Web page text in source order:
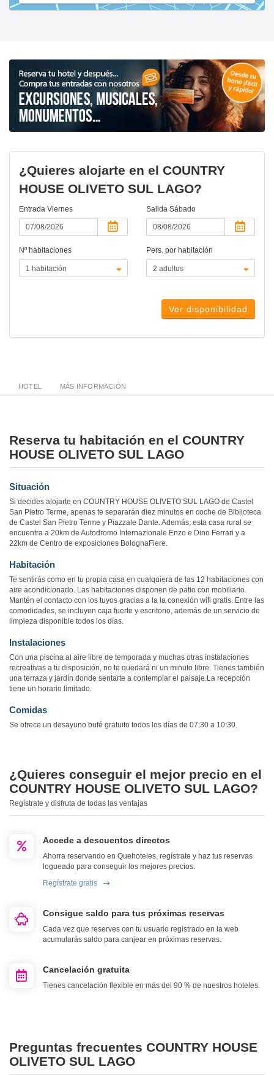
¿Quieres alojarte en el COUNTRY
HOUSE OLIVETO SUL LAGO?
Entrada Viernes Salida Sábado
Nº habitaciones Pers. por habitación
Ver disponibilidad
HOTEL MÁS INFORMACIÓN
Reserva tu habitación en el COUNTRY
HOUSE OLIVETO SUL LAGO
Situación
Si decides alojarte en COUNTRY HOUSE OLIVETO SUL LAGO de Castel
San Pietro Terme, apenas te separarán diez minutos en coche de Biblioteca
de Castel San Pietro Terme y Piazzale Dante. Además, esta casa rural se
encuentra a 20km de Autodromo Internazionale Enzo e Dino Ferrari y a
22km de Centro de exposiciones BolognaFiere.
Habitación
Te sentirás como en tu propia casa en cualquiera de las 12 habitaciones con
aire acondicionado. Las habitaciones disponen de patio con mobiliario.
Mantén el contacto con los tuyos gracias a la la conexión wifi gratis. Entre las
comodidades, se incluyen caja fuerte y escritorio, además de un servicio de
limpieza disponible todos los días.
Instalaciones
Con una piscina al aire libre de temporada y muchas otras instalaciones
recreativas a tu disposición, no te quedará ni un minuto libre. Tienes también
una terraza y jardín donde sentarte a contemplar el paisaje.La recepción
tiene un horario limitado.
Comidas
Se ofrece un desayuno bufé gratuito todos los días de 07:30 a 10:30.
¿Quieres conseguir el mejor precio en el
COUNTRY HOUSE OLIVETO SUL LAGO?
Regístrate y disfruta de todas las ventajas
Accede a descuentos directos
Ahorra reservando en Quehoteles, regístrate y haz tus reservas
logueado para conseguir los mejores precios.
Regístrate gratis
Consigue saldo para tus próximas reservas
Cada vez que reserves con tu usuario registrado en la web
acumularás saldo para canjear en próximas reservas.
Cancelación gratuita
Tienes cancelación flexible en más del 90 % de nuestros hoteles.
Preguntas frecuentes COUNTRY HOUSE
OLIVETO SUL LAGO